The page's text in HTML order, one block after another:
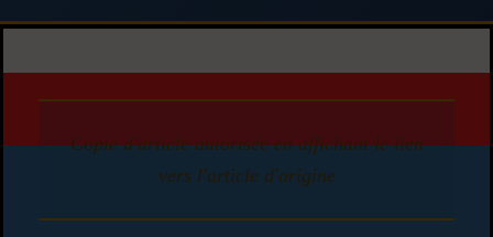
Copie d'article autorisée en affichant le lien
vers l'article d'origine